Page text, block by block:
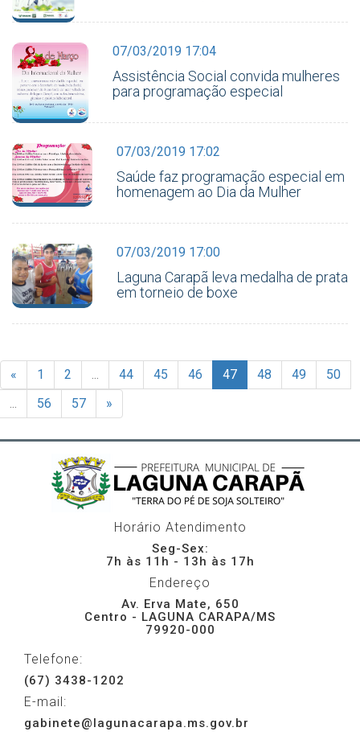
07/03/2019 17:04
Assistência Social convida mulheres
para programação especial
07/03/2019 17:02
Saúde faz programação especial em
homenagem ao Dia da Mulher
07/03/2019 17:00
Laguna Carapã leva medalha de prata
em torneio de boxe
« 1 2 44 45 46 47 48 49
50
56 57 »
Horário Atendimento
Seg-Sex:
7h às 11h - 13h às 17h
Endereço
Av. Erva Mate, 650
Centro - LAGUNA CARAPA/MS
79920-000
Telefone:
(67) 3438-1202
E-mail:
gabinete@lagunacarapa.ms.gov.br